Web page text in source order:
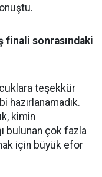
finali sonrasındaki
teşekkür
hazırlanamadık.
kimin
bulunan çok fazla
için büyük efor